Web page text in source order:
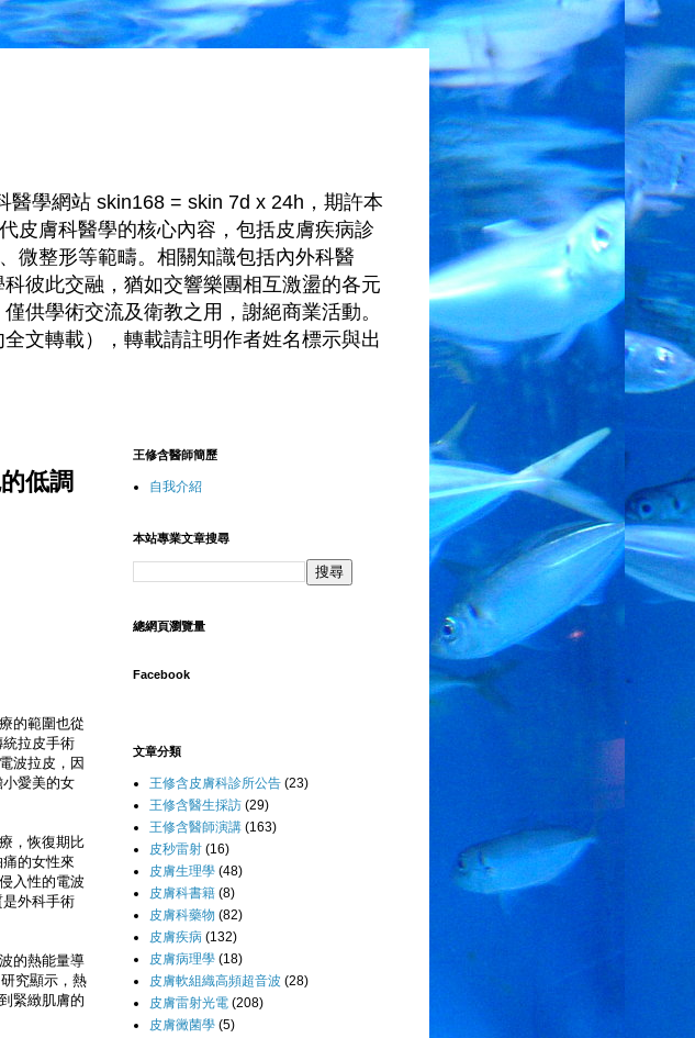
醫學網站 skin168 = skin 7d x 24h，期許本
皮膚科醫學的核心內容，包括皮膚疾病診
微整形等範疇。相關知識包括內外科醫
彼此交融，猶如交響樂團相互激盪的各元
供學術交流及衛教之用，謝絕商業活動。
文轉載），轉載請註明作者姓名標示與出
低調
的範圍也從
拉皮手術
波拉皮，因
愛美的女
，恢復期比
的女性來
入性的電波
外科手術
的熱能量導
究顯示，熱
緊緻肌膚的
王修含醫師簡歷
自我介紹
本站專業文章搜尋
總網頁瀏覽量
Facebook
文章分類
王修含皮膚科診所公告 (23)
王修含醫生採訪 (29)
王修含醫師演講 (163)
皮秒雷射 (16)
皮膚生理學 (48)
皮膚科書籍 (8)
皮膚科藥物 (82)
皮膚疾病 (132)
皮膚病理學 (18)
皮膚軟組織高頻超音波 (28)
皮膚雷射光電 (208)
皮膚黴菌學 (5)